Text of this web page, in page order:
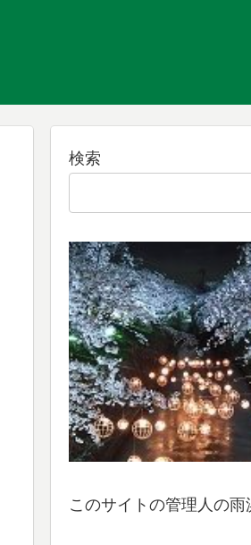
検索
このサイトの管理人の雨